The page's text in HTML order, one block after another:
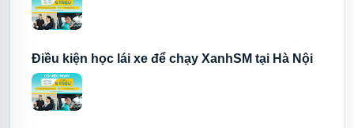
Điều kiện học lái xe để chạy XanhSM tại Hà Nội